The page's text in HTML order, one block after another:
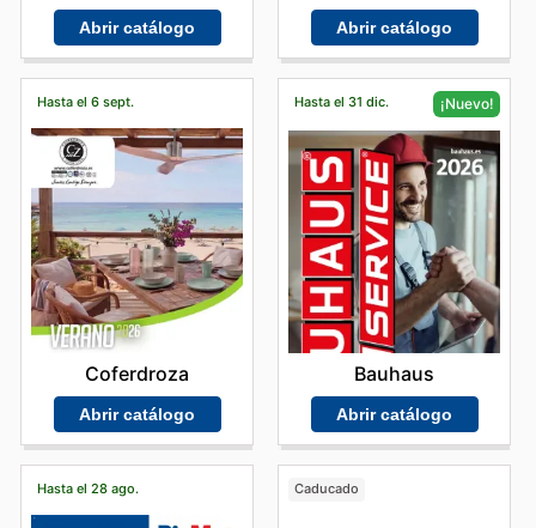
Abrir catálogo Abrir catálogo
Hasta el 6 sept.
Coferdroza
Abrir catálogo
Hasta el 31 dic. ¡Nuevo!
Bauhaus
Abrir catálogo
Hasta el 28 ago. Caducado